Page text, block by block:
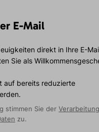
E-Mail
direkt in Ihre E-
Sie als
auf bereits reduzierte
stimmen Sie der Verarbeitung
zu.